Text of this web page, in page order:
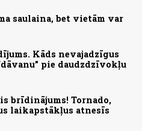
saulaina, bet vietām var
Kāds nevajadzīgus
pie daudzdzīvokļu
brīdinājums! Tornado,
laikapstākļus atnesīs